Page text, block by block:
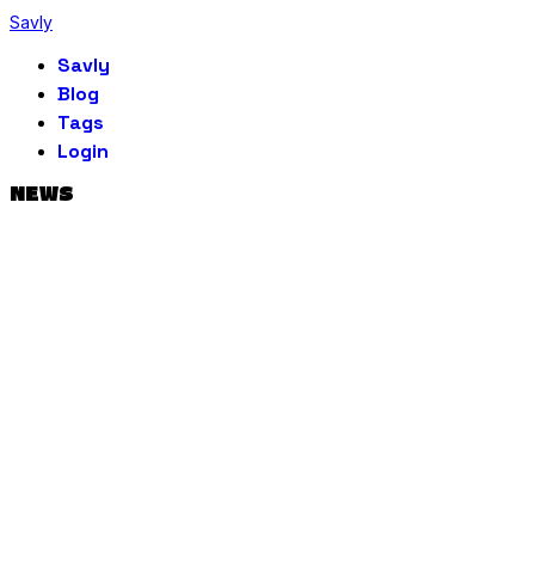
Savly
Savly
Blog
Tags
Login
NEWS